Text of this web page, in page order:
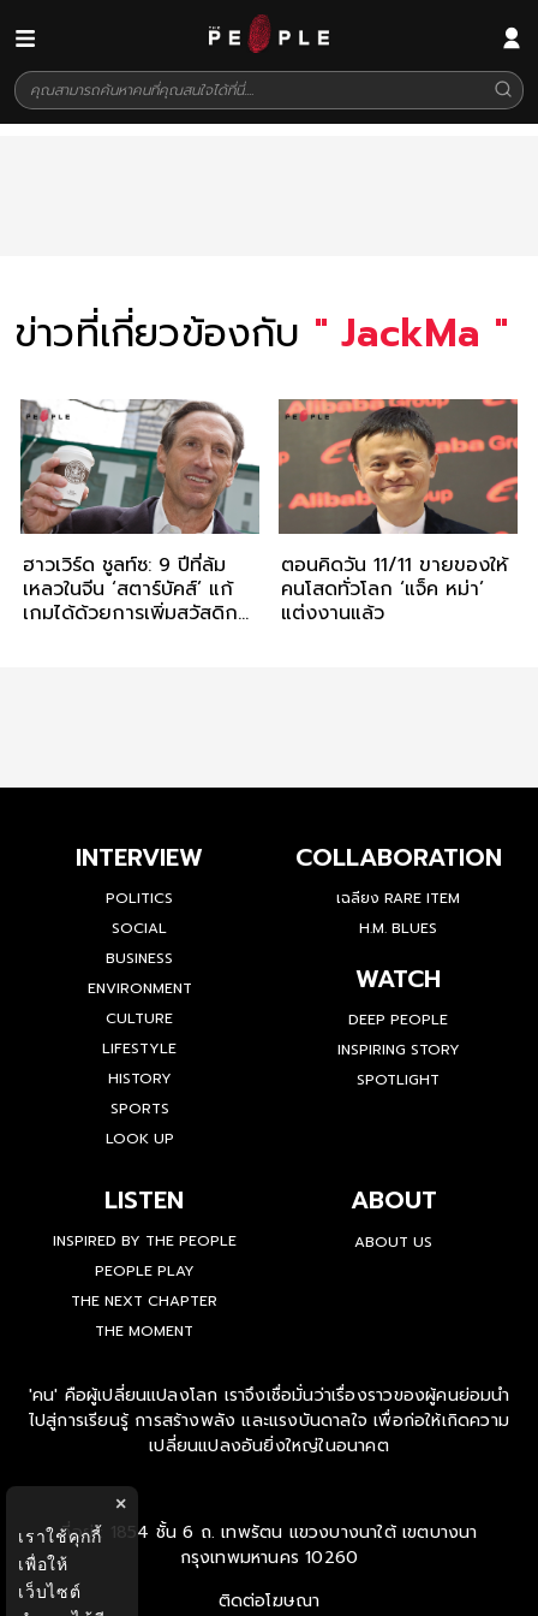
ข่าวที่เกี่ยวข้องกับ "JackMa "
ฮาวเวิร์ด ชูลท์ซ: 9 ปีที่ล้ม
เหลวในจีน ‘สตาร์บัคส์’ แก้
เกมได้ด้วยการเพิ่มสวัสดิการ
ตอนคิดวัน 11/11 ขายของให้
คนโสดทั่วโลก ‘แจ็ค หม่า’
แต่งงานแล้ว
INTERVIEW
POLITICS
SOCIAL
BUSINESS
ENVIRONMENT
CULTURE
LIFESTYLE
HISTORY
SPORTS
LOOK UP
COLLABORATION
เฉลียง RARE ITEM
H.M. BLUES
WATCH
DEEP PEOPLE
INSPIRING STORY
SPOTLIGHT
LISTEN
INSPIRED BY THE PEOPLE
PEOPLE PLAY
THE NEXT CHAPTER
THE MOMENT
ABOUT
ABOUT US
'คน' คือผู้เปลี่ยนแปลงโลก เราจึงเชื่อมั่นว่าเรื่องราวของผู้คนย่อมนำ
ไปสู่การเรียนรู้ การสร้างพลัง และแรงบันดาลใจ เพื่อก่อให้เกิดความ
เปลี่ยนแปลงอันยิ่งใหญ่ในอนาคต
ที่อยู่ : 1854 ชั้น 6 ถ. เทพรัตน แขวงบางนาใต้ เขตบางนา
กรุงเทพมหานคร 10260
ติดต่อโฆษณา
×
เราใช้คุกกี้
เพื่อให้
เว็บไซต์